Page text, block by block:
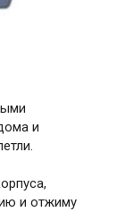
и
и отжиму